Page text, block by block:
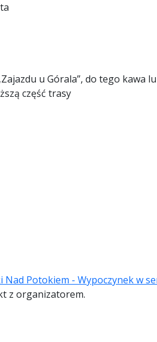
u Górala”, do tego kawa
część trasy
Nad Potokiem - Wypoczynek w
z organizatorem.